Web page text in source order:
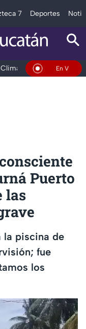
7 Deportes
Clima DeportesEn Vivo
Puerto
las
la piscina de
fue
los